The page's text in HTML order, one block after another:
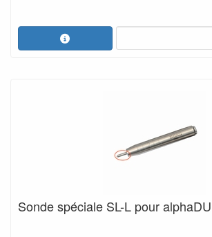
Sonde spéciale SL-L pour